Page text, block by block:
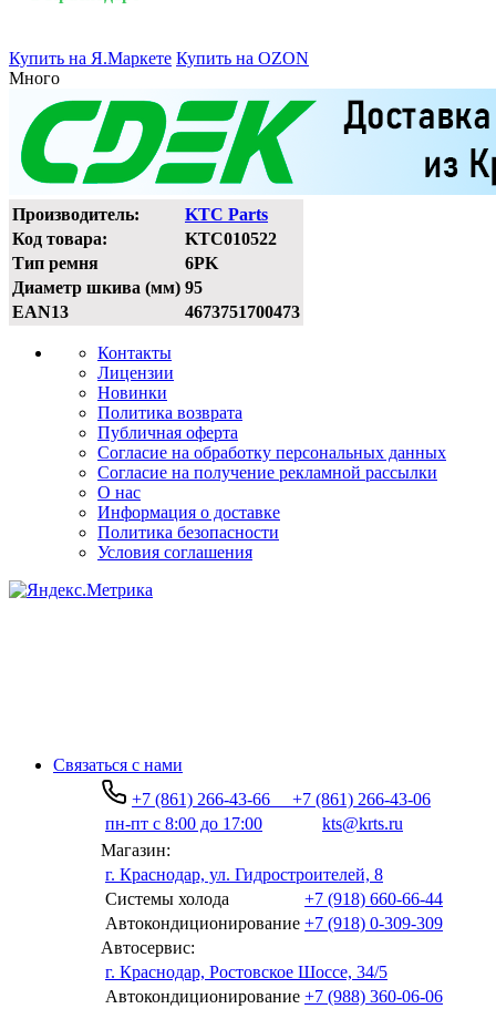
Купить на Я.Маркете Купить на OZON
Много
Производитель:
KTC Parts
Код товара:
KTC010522
Тип ремня
6PK
Диаметр шкива (мм) 95
EAN13
4673751700473
Контакты
Лицензии
Новинки
Политика возврата
Публичная оферта
Согласие на обработку персональных данных
Согласие на получение рекламной рассылки
О нас
Информация о доставке
Политика безопасности
Условия соглашения
Связаться с нами
+7 (861) 266-43-66
+7 (861) 266-43-06
пн-пт с 8:00 до 17:00
kts@krts.ru
Магазин:
г. Краснодар, ул. Гидростроителей, 8
Системы холода
+7 (918) 660-66-44
Автокондиционирование +7 (918) 0-309-309
Автосервис:
г. Краснодар, Ростовское Шоссе, 34/5
Автокондиционирование +7 (988) 360-06-06